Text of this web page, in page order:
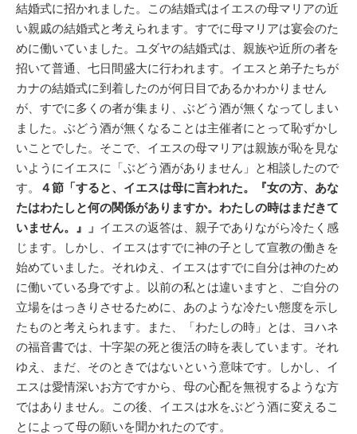
結婚式に招かれました。この結婚式はイエスの母マリアの近
い親戚の結婚式と考えられます。すでに母マリアは宴会のた
めに働いていました。ユダヤの結婚式は、親族や近所の者を
招いて普通、七日間盛大に行われます。イエスと弟子たちが
カナの結婚式に到着したのが何日目であるかわかりません
が、すでに多くの者が集まり、ぶどう酒が無くなってしまい
ました。ぶどう酒が無くなることは主催者にとって恥ずかし
いことでした。そこで、イエスの母マリアは親族が恥を見な
いようにイエスに「ぶどう酒がありません」と相談したので
す。
４節「すると、イエスは母に言われた。『女の方、あな
たはわたしと何の関係がありますか。わたしの時はまだきて
いません。』」 イエスの返答は、親子でありながら冷たく感
じます。しかし、イエスはすでに神の子として宣教の働きを
始めていました。それゆえ、イエスはすでに自分は神のため
に働いている身ですよ。以前の私とは違いますと、ご自分の
立場をはっきりさせるために、あのような冷たい態度を示し
たものと考えられます。また、「わたしの時」とは、ヨハネ
の福音書では、十字架の死と復活の時を表しています。それ
ゆえ、まだ、そのときではないという意味です。しかし、イ
エスは愛情深いお方ですから、母の心配を無視するような方
ではありません。この後、イエスは水をぶどう酒に変えるこ
とによって母の願いを聞かれたのです。